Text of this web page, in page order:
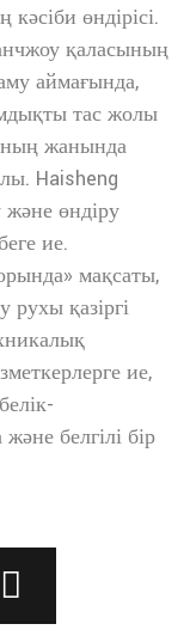
өндірісі.
қаласының
аймағында,
тас жолы
жанында
Haisheng
өндіру
ие.
мақсаты,
рухы қазіргі
ие,
белгілі бір